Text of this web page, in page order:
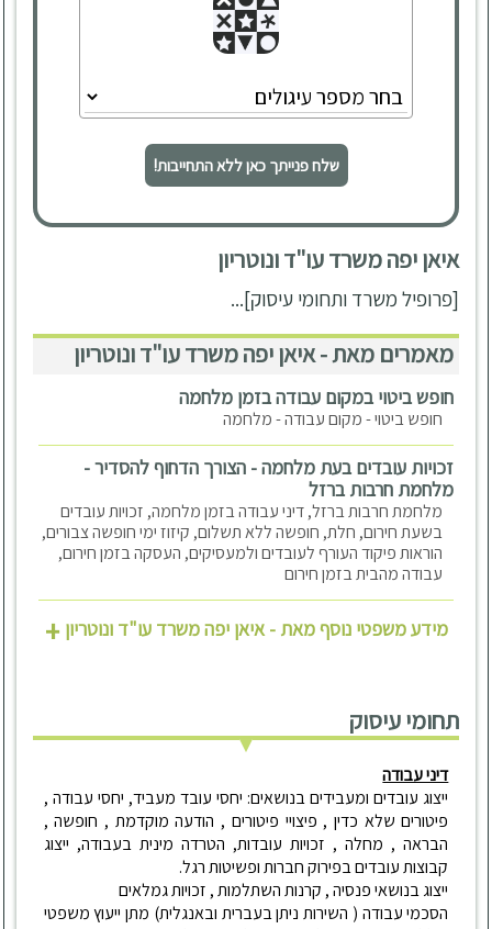
שלח פנייתך כאן ללא התחייבות!
איאן יפה משרד עו"ד ונוטריון
[פרופיל משרד ותחומי עיסוק]...
מאמרים מאת - איאן יפה משרד עו"ד ונוטריון
חופש ביטוי במקום עבודה בזמן מלחמה
חופש ביטוי - מקום עבודה - מלחמה
זכויות עובדים בעת מלחמה - הצורך הדחוף להסדיר -
מלחמת חרבות ברזל
מלחמת חרבות ברזל, דיני עבודה בזמן מלחמה, זכויות עובדים
בשעת חירום, חלת, חופשה ללא תשלום, קיזוז ימי חופשה צבורים,
הוראות פיקוד העורף לעובדים ולמעסיקים, העסקה בזמן חירום,
עבודה מהבית בזמן חירום
מידע משפטי נוסף מאת - איאן יפה משרד עו"ד ונוטריון +
תחומי עיסוק
דיני עבודה
ייצוג עובדים ומעבידים בנושאים: יחסי עובד מעביד, יחסי עבודה ,
פיטורים שלא כדין , פיצויי פיטורים , הודעה מוקדמת , חופשה ,
הבראה , מחלה , זכויות עובדות, הטרדה מינית בעבודה, ייצוג
קבוצות עובדים בפירוק חברות ופשיטות רגל.
ייצוג בנושאי פנסיה , קרנות השתלמות , זכויות גמלאים
הסכמי עבודה ( השירות ניתן בעברית ובאנגלית) מתן ייעוץ משפטי